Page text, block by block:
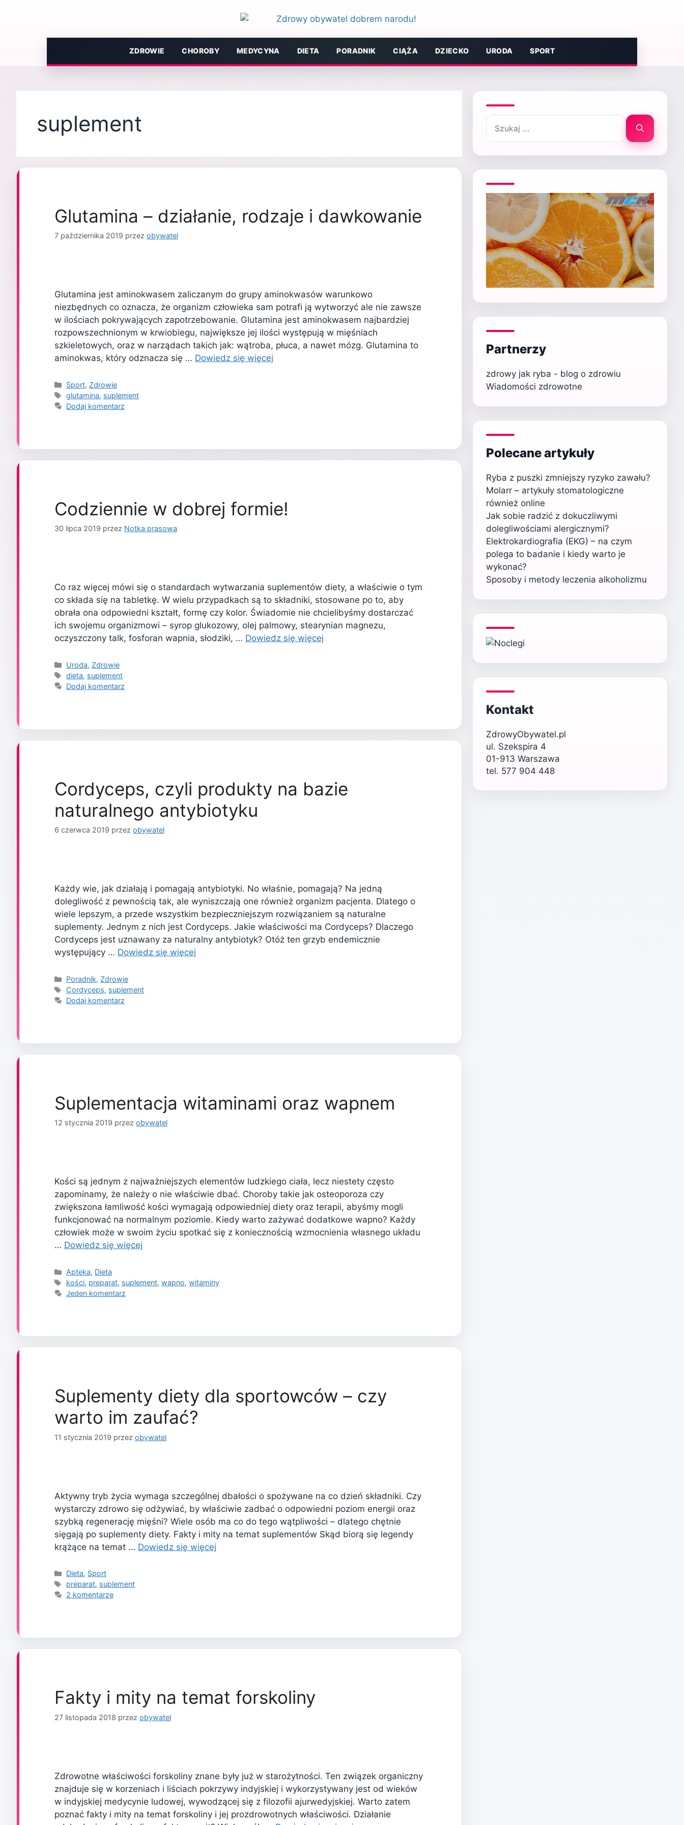
ZDROWIE CHOROBY MEDYCYNA DIETA PORADNIK CIĄŻA DZIECKO URODA SPORT
suplement
Glutamina – działanie, rodzaje i dawkowanie
7 października 2019 przez obywatel
Glutamina jest aminokwasem zaliczanym do grupy aminokwasów warunkowo
niezbędnych co oznacza, że organizm człowieka sam potrafi ją wytworzyć ale nie zawsze
w ilościach pokrywających zapotrzebowanie. Glutamina jest aminokwasem najbardziej
rozpowszechnionym w krwiobiegu, największe jej ilości występują w mięśniach
szkieletowych, oraz w narządach takich jak: wątroba, płuca, a nawet mózg. Glutamina to
aminokwas, który odznacza się … Dowiedz się więcej
Kategorie
Sport, Zdrowie
Tagi
glutamina, suplement
Dodaj komentarz
Codziennie w dobrej formie!
30 lipca 2019 przez Notka prasowa
Co raz więcej mówi się o standardach wytwarzania suplementów diety, a właściwie o tym
co składa się na tabletkę. W wielu przypadkach są to składniki, stosowane po to, aby
obrała ona odpowiedni kształt, formę czy kolor. Świadomie nie chcielibyśmy dostarczać
ich swojemu organizmowi – syrop glukozowy, olej palmowy, stearynian magnezu,
oczyszczony talk, fosforan wapnia, słodziki, … Dowiedz się więcej
Kategorie
Uroda, Zdrowie
Tagi
dieta, suplement
Dodaj komentarz
Cordyceps, czyli produkty na bazie
naturalnego antybiotyku
6 czerwca 2019 przez obywatel
Każdy wie, jak działają i pomagają antybiotyki. No właśnie, pomagają? Na jedną
dolegliwość z pewnością tak, ale wyniszczają one również organizm pacjenta. Dlatego o
wiele lepszym, a przede wszystkim bezpieczniejszym rozwiązaniem są naturalne
suplementy. Jednym z nich jest Cordyceps. Jakie właściwości ma Cordyceps? Dlaczego
Cordyceps jest uznawany za naturalny antybiotyk? Otóż ten grzyb endemicznie
występujący … Dowiedz się więcej
Kategorie
Poradnik, Zdrowie
Tagi
Cordyceps, suplement
Dodaj komentarz
Suplementacja witaminami oraz wapnem
12 stycznia 2019 przez obywatel
Kości są jednym z najważniejszych elementów ludzkiego ciała, lecz niestety często
zapominamy, że należy o nie właściwie dbać. Choroby takie jak osteoporoza czy
zwiększona łamliwość kości wymagają odpowiedniej diety oraz terapii, abyśmy mogli
funkcjonować na normalnym poziomie. Kiedy warto zażywać dodatkowe wapno? Każdy
człowiek może w swoim życiu spotkać się z koniecznością wzmocnienia własnego układu
… Dowiedz się więcej
Kategorie
Apteka, Dieta
Tagi
kości, preparat, suplement,wapno,witaminy
Jeden komentarz
Suplementy diety dla sportowców – czy
warto im zaufać?
11 stycznia 2019 przez obywatel
Aktywny tryb życia wymaga szczególnej dbałości o spożywane na co dzień składniki. Czy
wystarczy zdrowo się odżywiać, by właściwie zadbać o odpowiedni poziom energii oraz
szybką regenerację mięśni? Wiele osób ma co do tego wątpliwości – dlatego chętnie
sięgają po suplementy diety. Fakty i mity na temat suplementów Skąd biorą się legendy
krążące na temat … Dowiedz się więcej
Kategorie
Dieta, Sport
Tagi
preparat, suplement
2 komentarze
Fakty i mity na temat forskoliny
27 listopada 2018 przez obywatel
Zdrowotne właściwości forskoliny znane były już w starożytności. Ten związek organiczny
znajduje się w korzeniach i liściach pokrzywy indyjskiej i wykorzystywany jest od wieków
w indyjskiej medycynie ludowej, wywodzącej się z filozofii ajurwedyjskiej. Warto zatem
poznać fakty i mity na temat forskoliny i jej prozdrowotnych właściwości. Działanie
Szukaj:
Partnerzy
zdrowy jak ryba - blog o zdrowiu
Wiadomości zdrowotne
Polecane artykuły
Ryba z puszki zmniejszy ryzyko zawału?
Molarr – artykuły stomatologiczne
również online
Jak sobie radzić z dokuczliwymi
dolegliwościami alergicznymi?
Elektrokardiografia (EKG) – na czym
polega to badanie i kiedy warto je
wykonać?
Sposoby i metody leczenia alkoholizmu
Kontakt
ZdrowyObywatel.pl
ul. Szekspira 4
01-913 Warszawa
tel. 577 904 448